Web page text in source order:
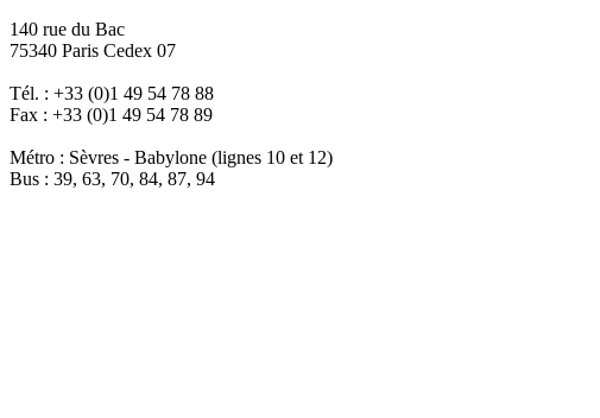
140 rue du Bac
75340 Paris Cedex 07
Tél. : +33 (0)1 49 54 78 88
Fax : +33 (0)1 49 54 78 89
Métro : Sèvres - Babylone (lignes 10 et 12)
Bus : 39, 63, 70, 84, 87, 94